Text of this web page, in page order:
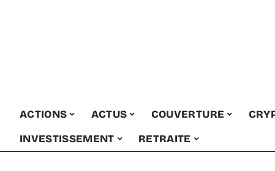
ACTIONS ACTUS COUVERTURE
INVESTISSEMENT
RETRAITE